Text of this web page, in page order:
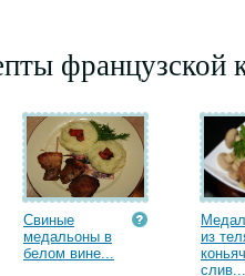
французской
Свиные
медальоны в
белом вине...
из
слив...